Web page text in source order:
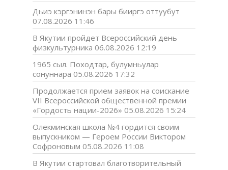
Дьиэ кэргэнинэн бары бииргэ оттуубут
07.08.2026 11:46
В Якутии пройдет Всероссийский день
физкультурника 06.08.2026 12:19
1965 сыл. Походтар, булумньулар
сонуннара 05.08.2026 17:32
Продолжается прием заявок на соискание
VII Всероссийской общественной премии
«Гордость нации-2026» 05.08.2026 15:24
Олекминская школа №4 гордится своим
выпускником — Героем России Виктором
Софроновым 05.08.2026 11:08
В Якутии стартовал благотворительный